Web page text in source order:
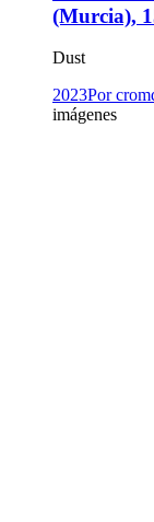
(Murcia),
Dust
2023Porcrom
imágenes